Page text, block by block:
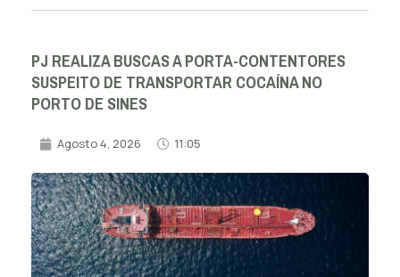
PJ REALIZA BUSCAS A PORTA-CONTENTORES
SUSPEITO DE TRANSPORTAR COCAÍNA NO
PORTO DE SINES
Agosto 4, 2026 11:05